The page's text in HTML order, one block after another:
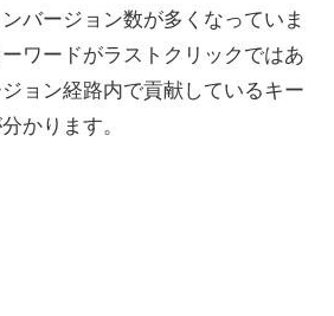
バージョン数が多くなっていま
ワードがラストクリックではあ
ョン経路内で貢献しているキー
かります。